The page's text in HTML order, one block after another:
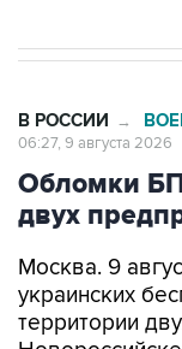
Обломки
двух
Москва. 9
территории
глава города